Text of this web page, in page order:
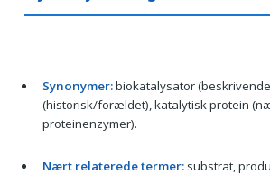
Synonymer:biokatalysator
(historisk/forældet), katalytisk protein
proteinenzymer).
Nært relaterede termer:substrat,